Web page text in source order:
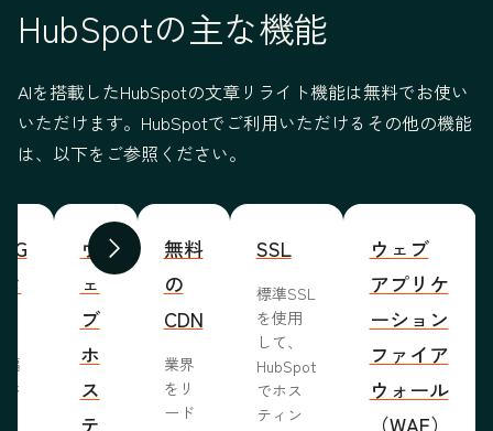
HubSpotの主な機能
AIを搭載したHubSpotの文章リライト機能は無料でお使い
いただけます。HubSpotでご利用いただけるその他の機能
は、以下をご参照ください。
前へ 次へ
編
形
ウ
ェ
ブ
ホ
ス
テ
無料
の
CDN
業界
をリ
ード
SSL
標準SSL
を使用
して、
HubSpot
でホス
ティン
ウェブ
アプリケ
ーション
ファイア
ウォール
（WAF）